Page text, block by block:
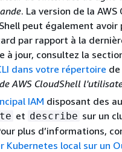
. La version de la AWS
peut également avoir
par rapport à la
à jour, consultez la
dans votre répertoire
AWS CloudShell
IAM disposant des
et describe sur un
plus d’informations,
Kubernetes local sur un